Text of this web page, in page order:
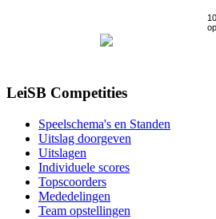
op
LeiSB Competities
Speelschema's en Standen
Uitslag doorgeven
Uitslagen
Individuele scores
Topscoorders
Mededelingen
Team opstellingen